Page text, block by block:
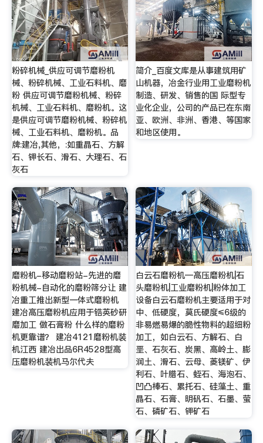
粉碎机械_供应可调节磨粉机
械、粉碎机械、工业石料机、磨
粉 供应可调节磨粉机械、粉碎
机械、工业石料机、磨粉机。这
是供应可调节磨粉机械、粉碎机
械、工业石料机、磨粉机。品
牌:建冶,其他，:如重晶石、方解
石、钾长石、滑石、大理石、石
灰石
简介_百度文库是从事建筑用矿
山机器，冶金行业用工业磨粉机
制造、研发、销售的国 际型专
业化企业，公司的产品已在东南
亚、欧洲、非洲、香港、等国家
和地区使用。
磨粉机-移动磨粉站-先进的磨
粉机械-自动化的磨粉筛分让 建
冶重工推出新型一体式磨粉机
建冶高压磨粉机应用于锆英砂研
磨加工 做石膏粉 什么样的磨粉
机更靠谱？ 建冶4121磨粉机装
机江西 建冶出品6R4528型高
压磨粉机装机马尔代夫
白云石磨粉机—高压磨粉机|石
头磨粉机|工业磨粉机|粉体加工
设备白云石磨粉机主要适用于对
中、低硬度，莫氏硬度≤6级的
非易燃易爆的脆性物料的超细粉
加工，如白云石、方解石、白
垩、石灰石、炭黑、高岭土、膨
润土、滑石、云母、菱镁矿、伊
利石、叶腊石、蛭石、海泡石、
凹凸棒石、累托石、硅藻土、重
晶石、石膏、明矾石、石墨、萤
石、磷矿石、钾矿石